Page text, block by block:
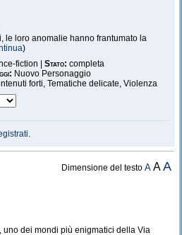
le loro anomalie hanno frantumato la
)
fiction | Stato: completa
Nuovo Personaggio
forti, Tematiche delicate, Violenza
.
Dimensione del testoA AA
dei mondi più enigmatici della Via